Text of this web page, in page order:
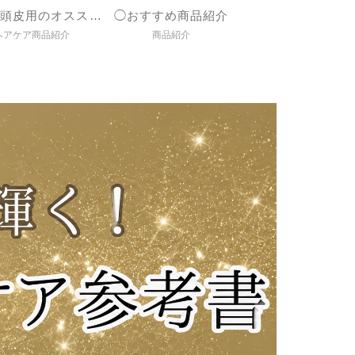
◯髪＆頭皮用のオススメ商品紹介
アケア商品紹介
◯おすすめ商品紹介
商品紹介